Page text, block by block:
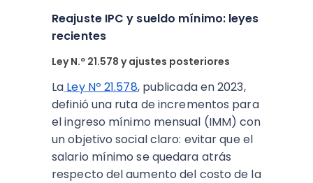
Reajuste IPC y sueldo mínimo: leyes
recientes
Ley N.º 21.578 y ajustes posteriores
La Ley Nº 21.578, publicada en 2023,
definió una ruta de incrementos para
el ingreso mínimo mensual (IMM) con
un objetivo social claro: evitar que el
salario mínimo se quedara atrás
respecto del aumento del costo de la